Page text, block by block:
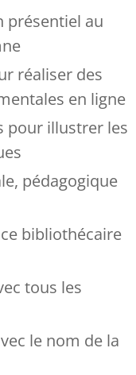
présentiel au
réaliser des
en ligne
pour illustrer les
pédagogique
bibliothécaire
tous les
le nom de la